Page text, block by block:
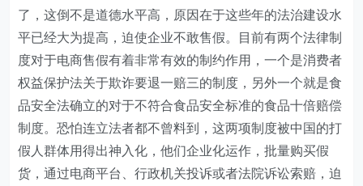
了，这倒不是道德水平高，原因在于这些年的法治建设水
平已经大为提高，迫使企业不敢售假。目前有两个法律制
度对于电商售假有着非常有效的制约作用，一个是消费者
权益保护法关于欺诈要退一赔三的制度，另外一个就是食
品安全法确立的对于不符合食品安全标准的食品十倍赔偿
制度。恐怕连立法者都不曾料到，这两项制度被中国的打
假人群体用得出神入化，他们企业化运作，批量购买假
货，通过电商平台、行政机关投诉或者法院诉讼索赔，迫